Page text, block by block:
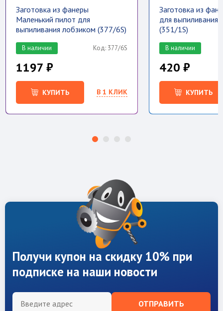
Заготовка из фанеры
Маленький пилот для
выпиливания лобзиком (377/6S)
В наличии Код: 377/6S
1197 ₽
КУПИТЬ В 1 КЛИК
Заготовка из
для выпиливания
(351/1S)
В наличии
420 ₽
КУПИТЬ
Получи купон на скидку 10% при
подписке на наши новости
ОТПРАВИТЬ